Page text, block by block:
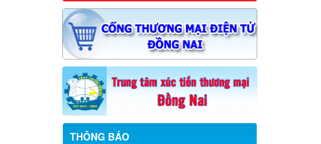
THÔNG BÁO
Thông báo rà soát việc cấp Giấy
chứng nhận quyền sử dụng đất đối với
các trường học, cơ sở giáo dục công lập
trên địa bàn phường
Khám sức khỏe sàng lọc cho trẻ từ 0
đến 6 tuổi